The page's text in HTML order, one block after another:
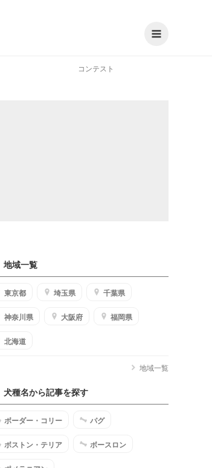
コンテスト
地域一覧
東京都 埼玉県 千葉県
神奈川県 大阪府 福岡県
北海道
地域一覧
犬種名から記事を探す
ボーダー・コリー パグ
ボストン・テリア ボースロン